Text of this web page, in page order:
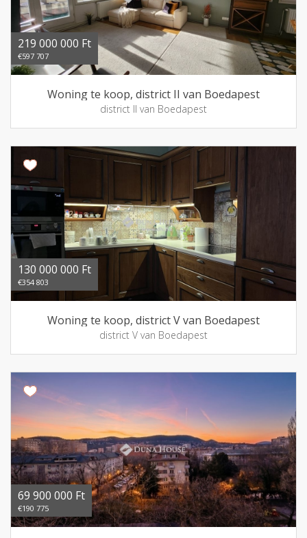
219 000 000 Ft
€597 707
Woning te koop, district II van Boedapest
district II van Boedapest
130 000 000 Ft
€354 803
Woning te koop, district V van Boedapest
district V van Boedapest
69 900 000 Ft
€190 775